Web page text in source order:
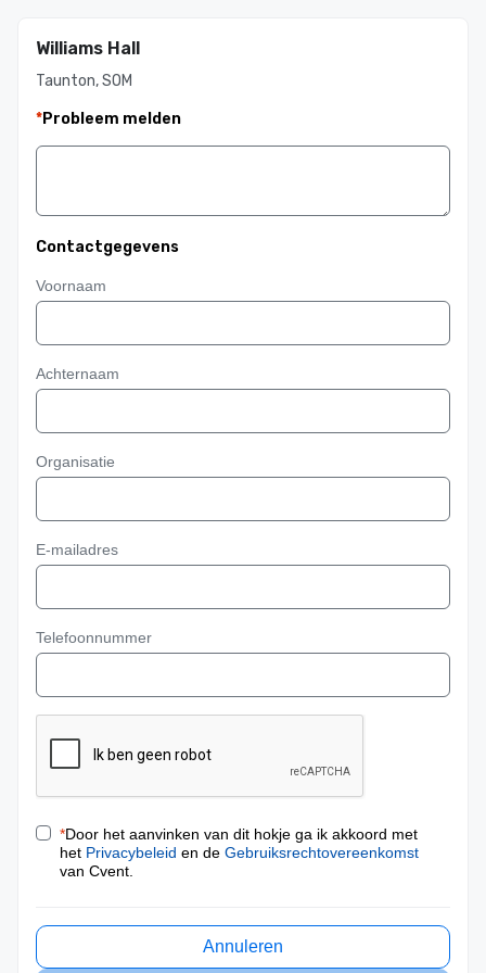
Williams Hall
Taunton, SOM
*Probleem melden
Contactgegevens
Voornaam
Achternaam
Organisatie
E-mailadres
Telefoonnummer
*Door het aanvinken van dit hokje ga ik akkoord met
het Privacybeleid en de Gebruiksrechtovereenkomst
van Cvent.
Annuleren